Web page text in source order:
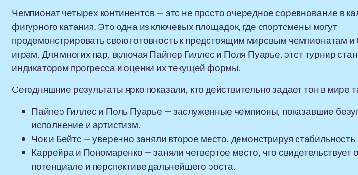
Чемпионат четырех континентов — это не просто очередное соревнование в
фигурного катания. Это одна из ключевых площадок, где спортсмены могут
продемонстрировать свою готовность к предстоящим мировым чемпионатам
играм. Для многих пар, включая Пайпер Гиллес и Поля Пуарье, этот турнир
индикатором прогресса и оценки их текущей формы.
Сегодняшние результаты ярко показали, кто действительно задает тон в мире
Пайпер Гиллес и Поль Пуарье — заслуженные чемпионы, показавшие
исполнение и артистизм.
Чок и Бейтс — уверенно заняли второе место, демонстрируя стабильность
Каррейра и Пономаренко — заняли четвертое место, что свидетельствует
потенциале и перспективе дальнейшего роста.